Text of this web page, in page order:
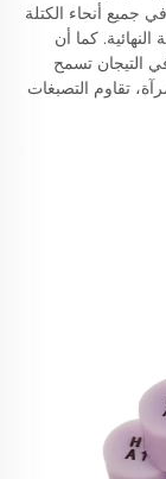
جميع أنحاء الكتلة
كما أن
التيجان تسمح
تقاوم التصبغات